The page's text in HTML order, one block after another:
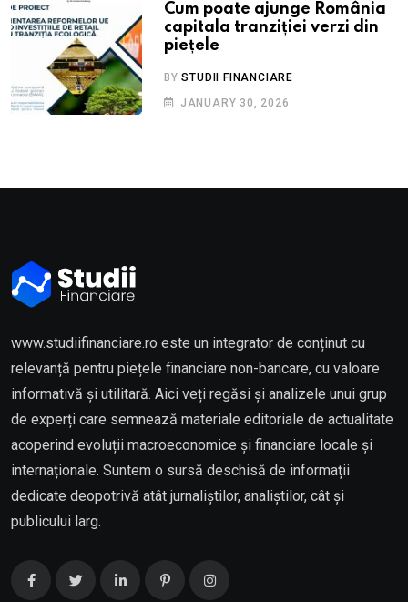
Cum poate ajunge România
capitala tranziției verzi din
piețele
BYSTUDII FINANCIARE
JANUARY 30, 2026
www.studiifinanciare.ro este un integrator de conținut cu
relevanță pentru piețele financiare non-bancare, cu valoare
informativă și utilitară. Aici veți regăsi și analizele unui grup
de experți care semnează materiale editoriale de actualitate
acoperind evoluții macroeconomice și financiare locale și
internaționale. Suntem o sursă deschisă de informații
dedicate deopotrivă atât jurnaliștilor, analiștilor, cât și
publicului larg.